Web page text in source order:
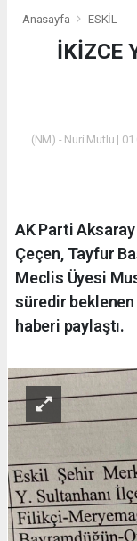
Anasayfa ESKİL
İKİZCE
(NM) - Nuri Mutlu |
AK Parti
Çeçen, Tayfur
Meclis Üyesi
süredir beklenen
haberi paylaştı.